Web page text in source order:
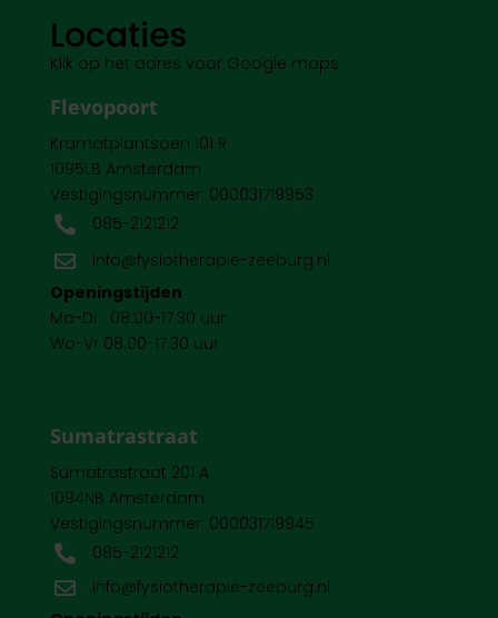
Locaties
Klik op het adres voor Google maps
Flevopoort
Kramatplantsoen 101 R
1095LB Amsterdam
Vestigingsnummer: 000031719953
 085-2121212

info@fysiotherapie-zeeburg.nl
Openingstijden
Ma-Di 08.00-17.30 uur
Wo-Vr 08.00-17.30 uur
Sumatrastraat
Sumatrastraat 201 A
1094NB Amsterdam
Vestigingsnummer: 000031719945
 085-2121212

info@fysiotherapie-zeeburg.nl